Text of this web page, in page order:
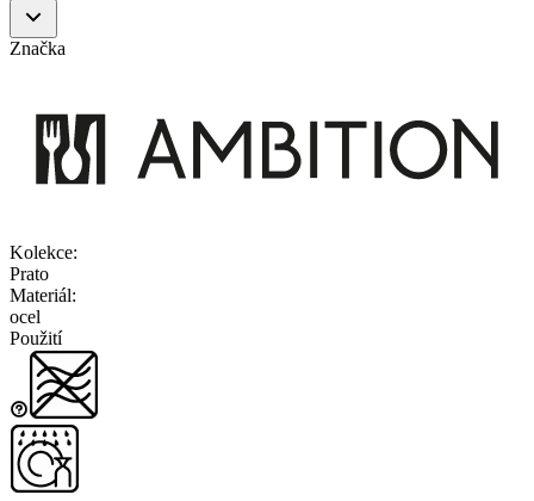
Značka
Kolekce:
Prato
Materiál:
ocel
Použití